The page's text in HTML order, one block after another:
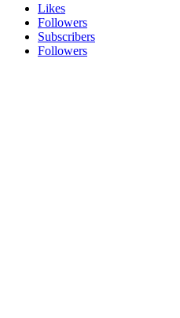
Likes
Followers
Subscribers
Followers